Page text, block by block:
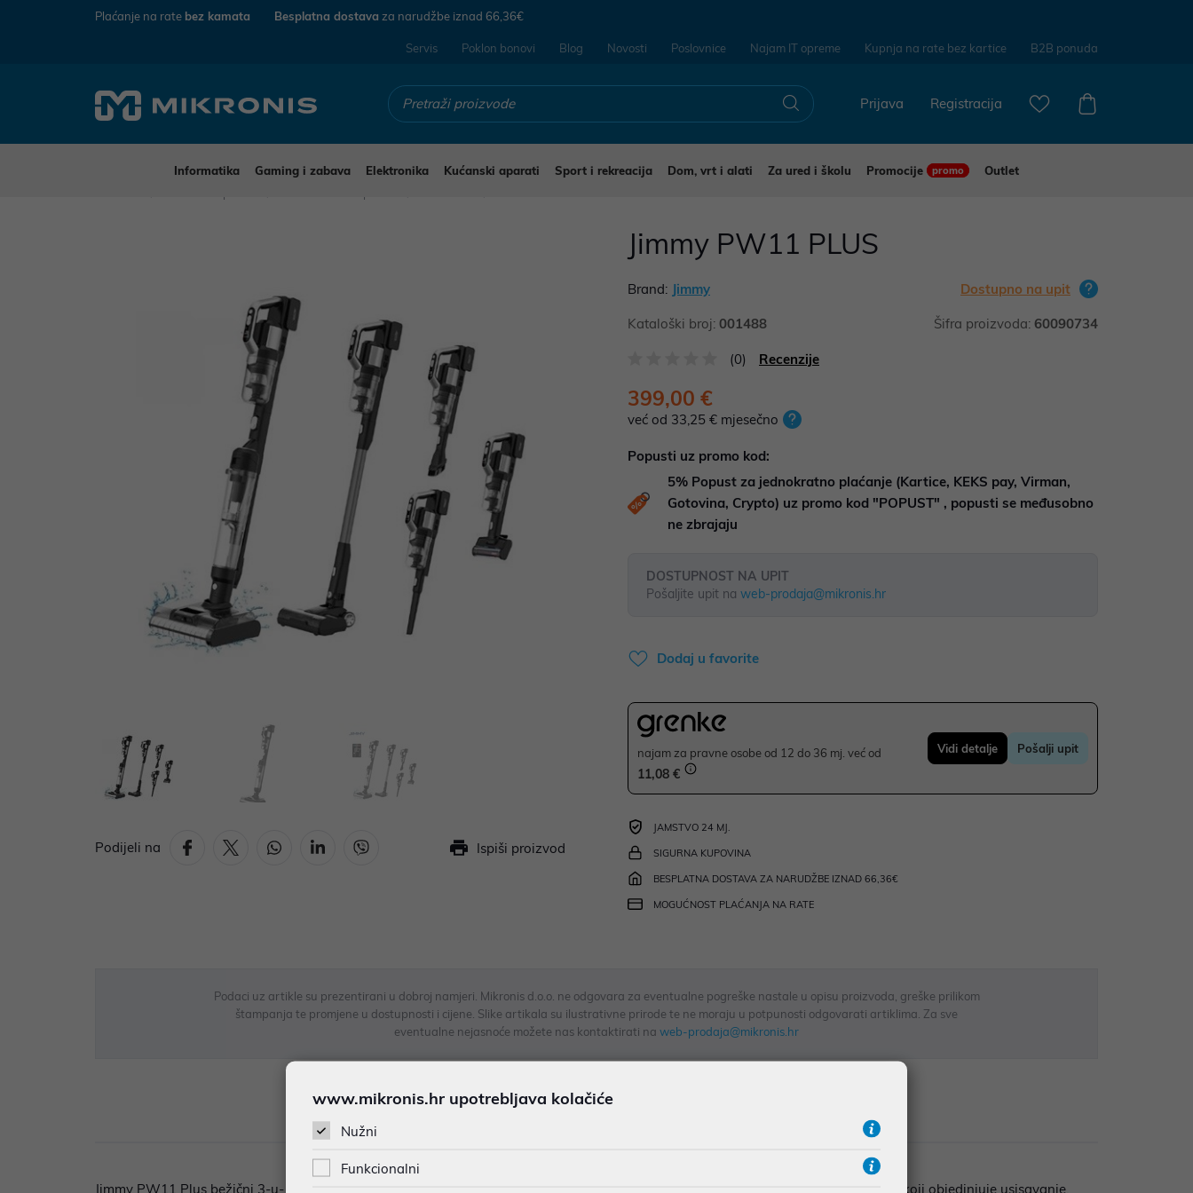
Plaćanje na rate bez kamata Besplatna dostava za narudžbe iznad 66,36€
Servis Poklon bonovi Blog Novosti Poslovnice Najam IT opreme Kupnja na rate bez kartice B2B ponuda
Registracija
Prijava
Informatika Gaming i zabava Elektronika Kućanski aparati Sport i rekreacija Dom, vrt i alati Za ured i školu Promocije promo
Outlet
Podijeli na Ispiši proizvod
Jimmy PW11 PLUS
Brand: Jimmy Dostupno na upit
Kataloški broj: 001488 Šifra proizvoda: 60090734
(0) Recenzije
399,00 €
već od 33,25 € mjesečno
Popusti uz promo kod:
5% Popust za jednokratno plaćanje (Kartice, KEKS pay, Virman,
Gotovina, Crypto) uz promo kod "POPUST" , popusti se međusobno
ne zbrajaju
DOSTUPNOST NA UPIT
Pošaljite upit na web-prodaja@mikronis.hr
Dodaj u favorite
najam za pravne osobe od 12 do 36 mj. već od
11,08 €
Vidi detalje Pošalji upit
JAMSTVO 24 MJ.
SIGURNA KUPOVINA
BESPLATNA DOSTAVA ZA NARUDŽBE IZNAD 66,36€
MOGUĆNOST PLAĆANJA NA RATE
Podaci uz artikle su prezentirani u dobroj namjeri. Mikronis d.o.o. ne odgovara za eventualne pogreške nastale u opisu proizvoda, greške prilikom
štampanja te promjene u dostupnosti i cijene. Slike artikala su ilustrativne prirode te ne moraju u potpunosti odgovarati artiklima. Za sve
eventualne nejasnoće možete nas kontaktirati na web-prodaja@mikronis.hr
Opis
Jimmy PW11 Plus bežični 3-u-1 usisivač za suho i mokro čišćenje Predstavljamo JIMMY PW11 Plus – pametni bežični 3-u-1 uređaj koji objedinjuje usisavanje,
www.mikronis.hr upotrebljava kolačiće
Nužni
Funkcionalni